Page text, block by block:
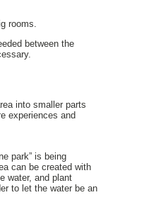
rooms.
between the
into smaller parts
experiences and
park” is being
can be created with
water, and plant
to let the water be an